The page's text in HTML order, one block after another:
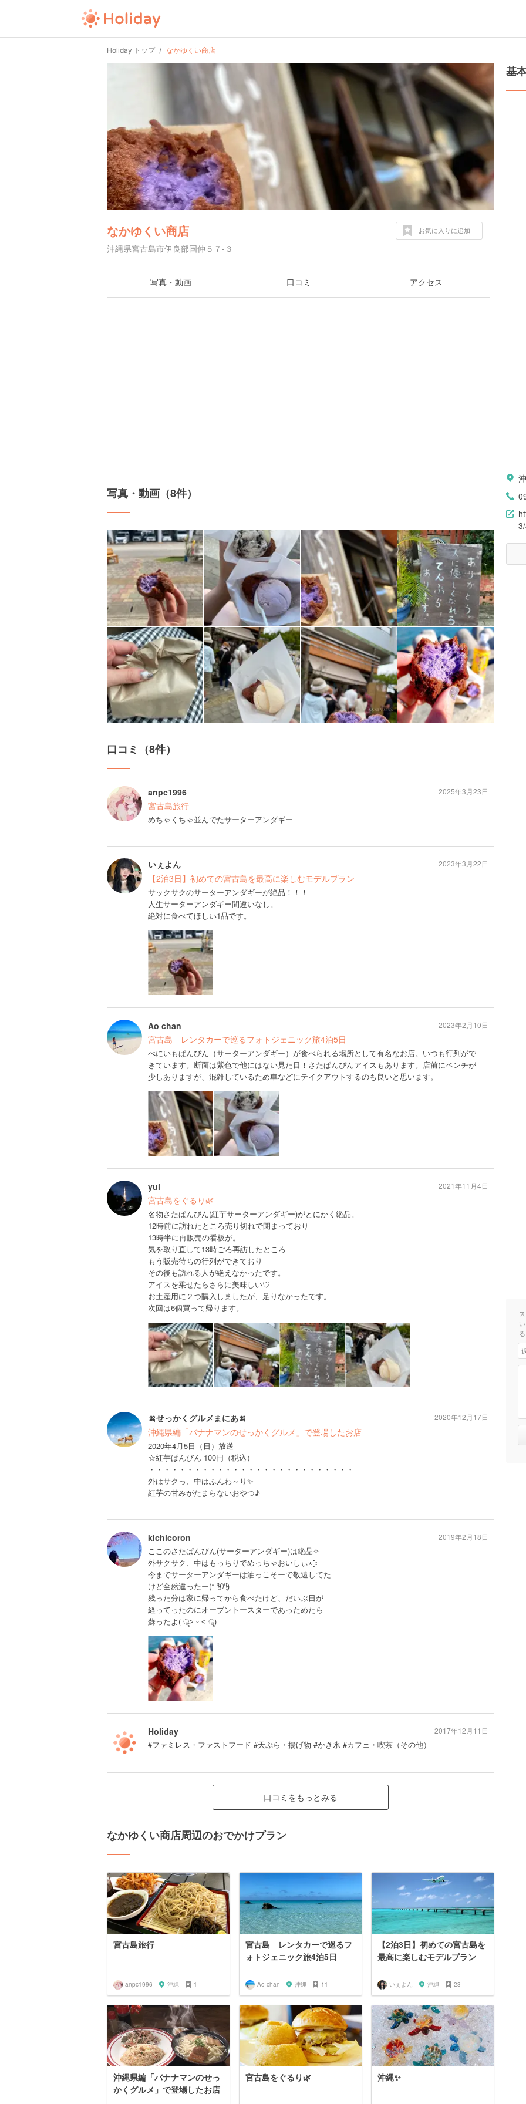
Holiday トップ なかゆくい商店
なかゆくい商店
沖縄県宮古島市伊良部国仲５７-３
お気に入りに追加
写真・動画 口コミ アクセス
写真・動画（8件）
口コミ（8件）
anpc1996
宮古島旅行
めちゃくちゃ並んでたサーターアンダギー
2025年3月23日
いぇよん
【2泊3日】初めての宮古島を最高に楽しむモデルプラン
サックサクのサーターアンダギーが絶品！！！
人生サーターアンダギー間違いなし。
絶対に食べてほしい1品です。
2023年3月22日
Ao chan
宮古島 レンタカーで巡るフォトジェニック旅4泊5日
べにいもぱんぴん（サーターアンダギー）が食べられる場所として有名なお店。いつも行列がで
きています。断面は紫色で他にはない見た目！さたぱんぴんアイスもあります。店前にベンチが
少しありますが、混雑しているため車などにテイクアウトするのも良いと思います。
2023年2月10日
yui
宮古島をぐるり🌿
名物さたぱんびん(紅芋サーターアンダギー)がとにかく絶品。
12時前に訪れたところ売り切れで閉まっており
13時半に再販売の看板が。
気を取り直して13時ごろ再訪したところ
もう販売待ちの行列ができており
その後も訪れる人が絶えなかったです。
アイスを乗せたらさらに美味しい♡
お土産用に２つ購入しましたが、足りなかったです。
次回は6個買って帰ります。
2021年11月4日
🍌せっかくグルメまにあ🍌
沖縄県編「バナナマンのせっかくグルメ」で登場したお店
2020年4月5日（日）放送
☆紅芋ぱんびん 100円（税込）
・・・・・・・・・・・・・・・・・・・・・・・・・・・
外はサクっ、中はふんわ～り✨
紅芋の甘みがたまらないおやつ♪
2020年12月17日
kichicoron
ここのさたぱんびん(サーターアンダギー)は絶品✧︎
外サクサク、中はもっちりでめっちゃおいしぃ⋆⡱
今までサーターアンダギーは油っこそーで敬遠してた
けど全然違ったー(* ⁰̷̴͈꒨⁰̷̴͈)
残った分は家に帰ってから食べたけど、だいぶ日が
経ってったのにオーブントースターであっためたら
蘇ったよ( ॣ˃ ᵕ ˂ ॣ)
2019年2月18日
Holiday
#ファミレス・ファストフード #天ぷら・揚げ物 #かき氷 #カフェ・喫茶（その他）
2017年12月11日
口コミをもっとみる
なかゆくい商店周辺のおでかけプラン
宮古島旅行
anpc1996 沖縄 1
宮古島 レンタカーで巡るフ
ォトジェニック旅4泊5日
Ao chan 沖縄 11
【2泊3日】初めての宮古島を
最高に楽しむモデルプラン
いぇよん 沖縄 23
沖縄県編「バナナマンのせっ
かくグルメ」で登場したお店
宮古島をぐるり🌿 沖縄✨
基